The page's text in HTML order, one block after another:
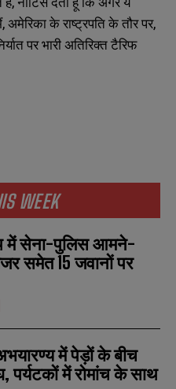
WEEK
में सेना-पुलिस आमने-
समेत 15 जवानों पर
में पेड़ों के बीच
पर्यटकों में रोमांच के साथ
अमेरिका के राष्ट्रपति के तौर पर,
पर भारी अतिरिक्त टैरिफ